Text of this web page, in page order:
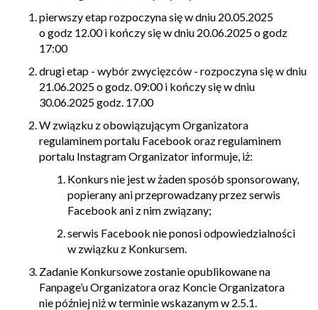
pierwszy etap rozpoczyna się w dniu 20.05.2025
o godz 12.00 i kończy się w dniu 20.06.2025 o godz
17:00
drugi etap - wybór zwycięzców - rozpoczyna się w dniu
21.06.2025 o godz. 09:00 i kończy się w dniu
30.06.2025 godz. 17.00
W związku z obowiązującym Organizatora
regulaminem portalu Facebook oraz regulaminem
portalu Instagram Organizator informuje, iż:
Konkurs nie jest w żaden sposób sponsorowany,
popierany ani przeprowadzany przez serwis
Facebook ani z nim związany;
serwis Facebook nie ponosi odpowiedzialności
w związku z Konkursem.
Zadanie Konkursowe zostanie opublikowane na
Fanpage’u Organizatora oraz Koncie Organizatora
nie później niż w terminie wskazanym w 2.5.1.